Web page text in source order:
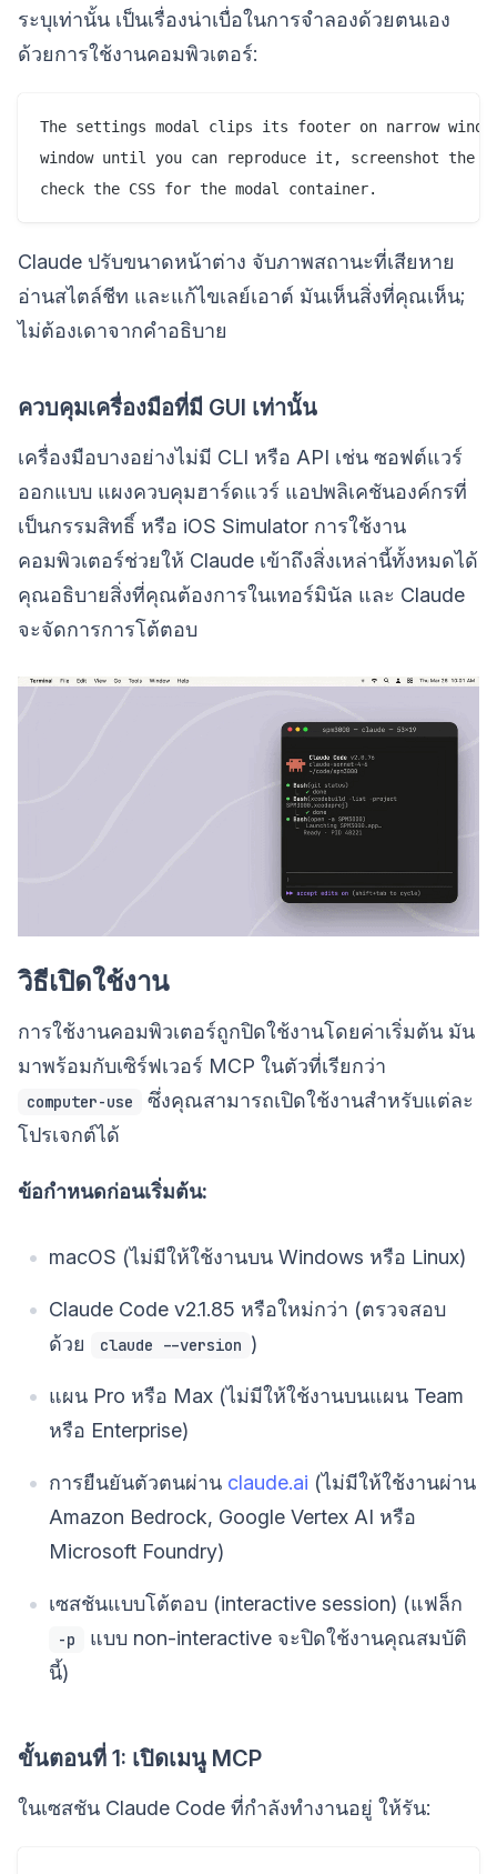
ระบุเท่านั้น เป็นเรื่องน่าเบื่อในการจำลองด้วยตนเอง
ด้วยการใช้งานคอมพิวเตอร์:
The settings modal clips its footer on narrow
window until you can reproduce it, screenshot the
Claude ปรับขนาดหน้าต่าง จับภาพสถานะที่เสียหาย
อ่านสไตล์ชีท และแก้ไขเลย์เอาต์ มันเห็นสิ่งที่คุณเห็น;
ไม่ต้องเดาจากคำอธิบาย
ควบคุมเครื่องมือที่มี GUI เท่านั้น
เครื่องมือบางอย่างไม่มี CLI หรือ API เช่น ซอฟต์แวร์
ออกแบบ แผงควบคุมฮาร์ดแวร์ แอปพลิเคชันองค์กรที่
เป็นกรรมสิทธิ์ หรือ iOS Simulator การใช้งาน
คอมพิวเตอร์ช่วยให้ Claude เข้าถึงสิ่งเหล่านี้ทั้งหมดได้
คุณอธิบายสิ่งที่คุณต้องการในเทอร์มินัล และ Claude
จะจัดการการโต้ตอบ
วิธีเปิดใช้งาน
การใช้งานคอมพิวเตอร์ถูกปิดใช้งานโดยค่าเริ่มต้น มัน
มาพร้อมกับเซิร์ฟเวอร์ MCP ในตัวที่เรียกว่า
computer-use
ซึ่งคุณสามารถเปิดใช้งานสำหรับแต่ละ
โปรเจกต์ได้
ข้อกำหนดก่อนเริ่มต้น:
macOS (ไม่มีให้ใช้งานบน Windows หรือ Linux)
Claude Code v2.1.85 หรือใหม่กว่า (ตรวจสอบ
ด้วย
claude --version )
แผน Pro หรือ Max (ไม่มีให้ใช้งานบนแผน Team
หรือ Enterprise)
การยืนยันตัวตนผ่าน claude.ai (ไม่มีให้ใช้งานผ่าน
Amazon Bedrock, Google Vertex AI หรือ
Microsoft Foundry)
เซสชันแบบโต้ตอบ (interactive session) (แฟล็ก
-p
แบบ non-interactive จะปิดใช้งานคุณสมบัติ
นี้)
ขั้นตอนที่ 1: เปิดเมนู MCP
ในเซสชัน Claude Code ที่กำลังทำงานอยู่ ให้รัน: